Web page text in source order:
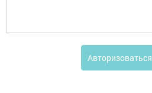
Авторизоваться